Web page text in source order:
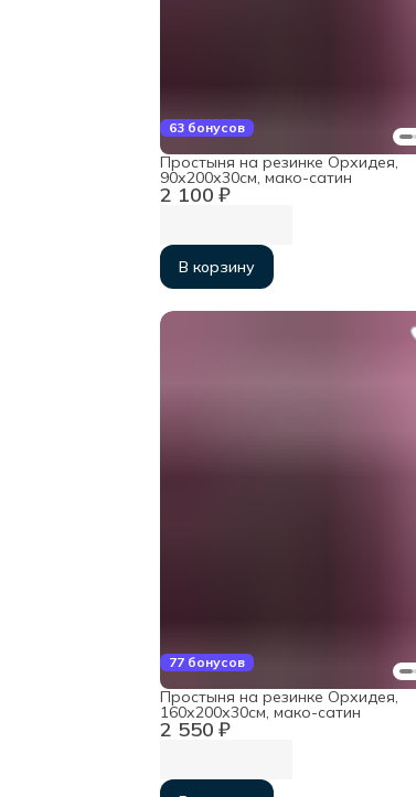
63 бонусов
2 100 ₽
Простыня на резинке Орхидея,
90х200х30см, мако-сатин
В корзину
77 бонусов
2 550 ₽
Простыня на резинке Орхидея,
160х200х30см, мако-сатин